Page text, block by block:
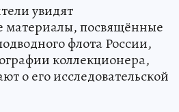
увидят
материалы, посвящённые
флота России,
коллекционера,
о его исследовательской